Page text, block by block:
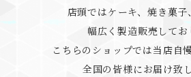
店頭ではケーキ、焼き菓子
幅広く製造販売してお
こちらのショップでは当店自
全国の皆様にお届け致し